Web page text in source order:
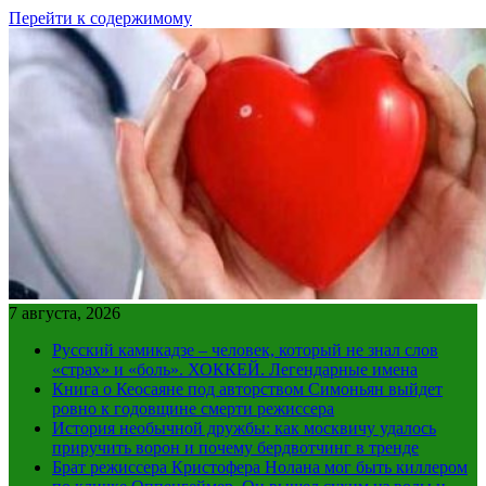
Перейти к содержимому
7 августа, 2026
Русский камикадзе – человек, который не знал слов
«страх» и «боль». ХОККЕЙ. Легендарные имена
Книга о Кеосаяне под авторством Симоньян выйдет
ровно к годовщине смерти режиссера
История необычной дружбы: как москвичу удалось
приручить ворон и почему бердвотчинг в тренде
Брат режиссера Кристофера Нолана мог быть киллером